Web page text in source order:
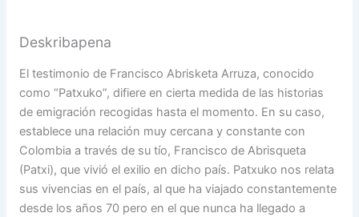
Deskribapena
El testimonio de Francisco Abrisketa Arruza, conocido
como “Patxuko”, difiere en cierta medida de las historias
de emigración recogidas hasta el momento. En su caso,
establece una relación muy cercana y constante con
Colombia a través de su tío, Francisco de Abrisqueta
(Patxi), que vivió el exilio en dicho país. Patxuko nos relata
sus vivencias en el país, al que ha viajado constantemente
desde los años 70 pero en el que nunca ha llegado a